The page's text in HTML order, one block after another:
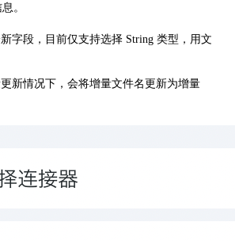
。
字段，目前仅支持选择 String 类型，用文
新情况下，会将增量文件名更新为增量